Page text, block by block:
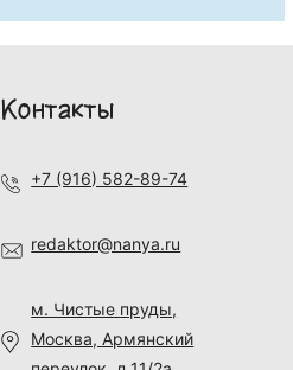
Контакты
+7 (916) 582-89-74
redaktor@nanya.ru
м. Чистые пруды,
Москва, Армянский